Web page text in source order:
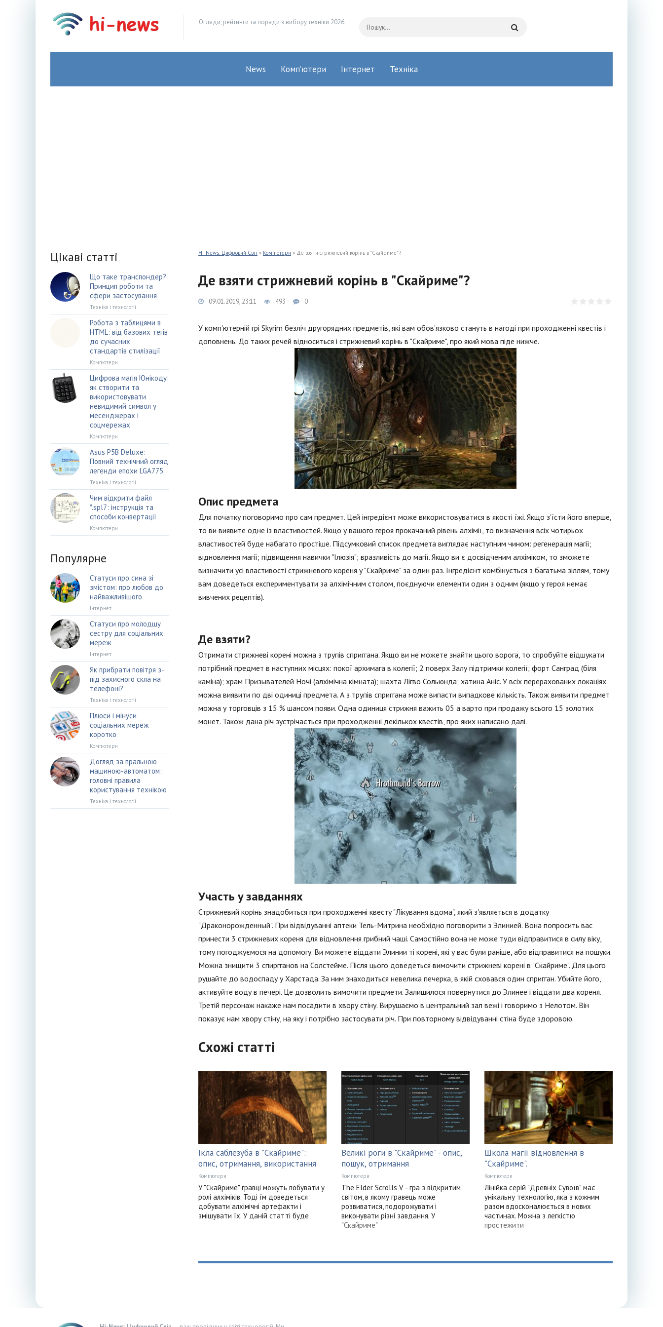
Огляди, рейтинги та поради з вибору техніки 2026
News Комп’ютери Інтернет Техніка
Hi-News: Цифровий Світ » Компютери » Де взяти стрижневий корінь в "Скайриме"?
Де взяти стрижневий корінь в "Скайриме"?
09.01.2019, 23:11 493 0
У комп'ютерній грі Skyrim безліч другорядних предметів, які вам обов'язково стануть в нагоді при проходженні квестів і
доповнень. До таких речей відноситься і стрижневий корінь в "Скайриме", про який мова піде нижче.
Опис предмета
Для початку поговоримо про сам предмет. Цей інгредієнт може використовуватися в якості їжі. Якщо з'їсти його вперше,
то ви виявите одне із властивостей. Якщо у вашого героя прокачаний рівень алхімії, то визначення всіх чотирьох
властивостей буде набагато простіше. Підсумковий список предмета виглядає наступним чином: регенерація магії;
відновлення магії; підвищення навички "Ілюзія"; вразливість до магії. Якщо ви є досвідченим алхіміком, то зможете
визначити усі властивості стрижневого кореня у "Скайриме" за один раз. Інгредієнт комбінується з багатьма зіллям, тому
вам доведеться експериментувати за алхімічним столом, поєднуючи елементи один з одним (якщо у героя немає
вивчених рецептів).
Де взяти?
Отримати стрижневі корені можна з трупів сприггана. Якщо ви не можете знайти цього ворога, то спробуйте відшукати
потрібний предмет в наступних місцях: покої архимага в колегії; 2 поверх Залу підтримки колегії; форт Санград (біля
каміна); храм Призывателей Ночі (алхімічна кімната); шахта Лігво Сольюнда; хатина Аніс. У всіх перерахованих локаціях
можна виявити по дві одиниці предмета. А з трупів сприггана може випасти випадкове кількість. Також виявити предмет
можна у торговців з 15 % шансом появи. Одна одиниця стрижня важить 05 а варто при продажу всього 15 золотих
монет. Також дана річ зустрічається при проходженні декількох квестів, про яких написано далі.
Участь у завданнях
Стрижневий корінь знадобиться при проходженні квесту "Лікування вдома", який з'являється в додатку
"Драконорожденный". При відвідуванні аптеки Тель-Митрина необхідно поговорити з Элинией. Вона попросить вас
принести 3 стрижневих кореня для відновлення грибний чаші. Самостійно вона не може туди відправитися в силу віку,
тому погоджуємося на допомогу. Ви можете віддати Элинии ті корені, які у вас були раніше, або відправитися на пошуки.
Можна знищити 3 спиргганов на Солстейме. Після цього доведеться вимочити стрижневі корені в "Скайриме". Для цього
рушайте до водоспаду у Харстада. За ним знаходиться невелика печерка, в якій сховався один спригган. Убийте його,
активуйте воду в печері. Це дозволить вимочити предмети. Залишилося повернутися до Элинее і віддати два кореня.
Третій персонаж накаже нам посадити в хвору стіну. Вирушаємо в центральний зал вежі і говоримо з Нелотом. Він
показує нам хвору стіну, на яку і потрібно застосувати річ. При повторному відвідуванні стіна буде здоровою.
Схожі статті
Ікла саблезуба в "Скайриме":
опис, отримання, використання
Компютери
У "Скайриме" гравці можуть побувати у
ролі алхіміків. Тоді їм доведеться
добувати алхімічні артефакти і
змішувати їх. У даній статті буде
Великі роги в "Скайриме" - опис,
пошук, отримання
Компютери
The Elder Scrolls V - гра з відкритим
світом, в якому гравець може
розвиватися, подорожувати і
виконувати різні завдання. У
"Скайриме"
Школа магії відновлення в
"Скайриме".
Компютери
Лінійка серій "Древніх Сувоїв" має
унікальну технологію, яка з кожним
разом вдосконалюється в нових
частинах. Можна з легкістю
простежити
Цікаві статті
Що таке транспондер?
Принцип роботи та
сфери застосування
Техніка і технології
Робота з таблицями в
HTML: від базових тегів
до сучасних
стандартів стилізації
Компютери
Цифрова магія Юнікоду:
як створити та
використовувати
невидимий символ у
месенджерах і
соцмережах
Компютери
Asus P5B Deluxe:
Повний технічний огляд
легенди епохи LGA775
Техніка і технології
Чим відкрити файл
*.spl7: інструкція та
способи конвертації
Компютери
Популярне
Статуси про сина зі
змістом: про любов до
найважливішого
Інтернет
Статуси про молодшу
сестру для соціальних
мереж
Інтернет
Як прибрати повітря з-
під захисного скла на
телефоні?
Техніка і технології
Плюси і мінуси
соціальних мереж
коротко
Компютери
Догляд за пральною
машиною-автоматом:
головні правила
користування технікою
Техніка і технології